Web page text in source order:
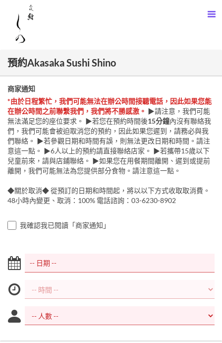
預約Akasaka Sushi Shino
商家通知
*由於日程繁忙，我們可能無法在辦公時間接聽電話，因此如果您能
在辦公時間之前聯繫我們，我們將不勝感激。 ▶請注意，我們可能
無法滿足您的座位要求。 ▶若您在預約時間後15分鐘內沒有聯絡我
們，我們可能會被迫取消您的預約，因此如果您遲到，請務必與我
們聯絡。 ▶若參觀日期和時間有誤，則無法更改日期和時間。請注
意這一點。 ▶6人以上的預約請直接聯絡店家。 ▶若攜帶15歲以下
兒童前來，請與店鋪聯絡。 ▶如果您在用餐期間離開、遲到或提前
離開，我們可能無法為您提供部分食物。請注意這一點。
◆關於取消◆ 從預訂的日期和時間起，將以以下方式收取取消費。
48小時內變更、取消：100% 電話諮詢：03-6230-8902
我確認我已閱讀「商家通知」